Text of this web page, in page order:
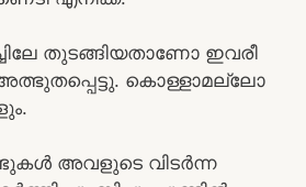
തുടങ്ങിയതാണോ ഇവരീ
അത്ഭുതപ്പെട്ടു. കൊള്ളാമല്ലോ
അവളുടെ വിടർന്ന